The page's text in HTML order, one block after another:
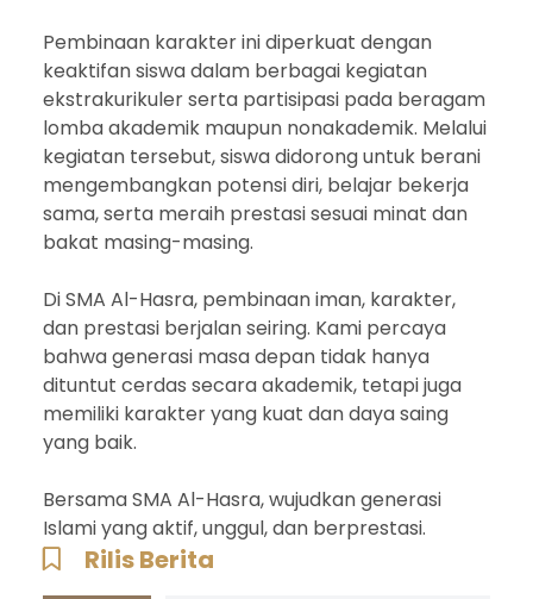
Pembinaan karakter ini diperkuat dengan
keaktifan siswa dalam berbagai kegiatan
ekstrakurikuler serta partisipasi pada beragam
lomba akademik maupun nonakademik. Melalui
kegiatan tersebut, siswa didorong untuk berani
mengembangkan potensi diri, belajar bekerja
sama, serta meraih prestasi sesuai minat dan
bakat masing-masing.
Di SMA Al-Hasra, pembinaan iman, karakter,
dan prestasi berjalan seiring. Kami percaya
bahwa generasi masa depan tidak hanya
dituntut cerdas secara akademik, tetapi juga
memiliki karakter yang kuat dan daya saing
yang baik.
Bersama SMA Al-Hasra, wujudkan generasi
Islami yang aktif, unggul, dan berprestasi.
Rilis Berita